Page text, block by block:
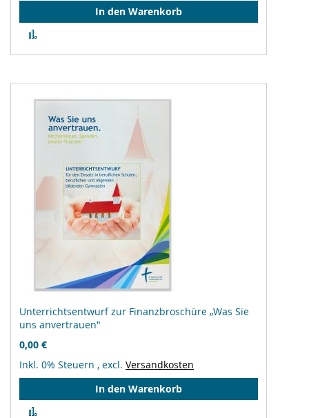
In den Warenkorb
hinzufügen
Unterrichtsentwurf zur Finanzbroschüre „Was Sie
uns anvertrauen"
0,00 €
Inkl. 0% Steuern , excl. Versandkosten
In den Warenkorb